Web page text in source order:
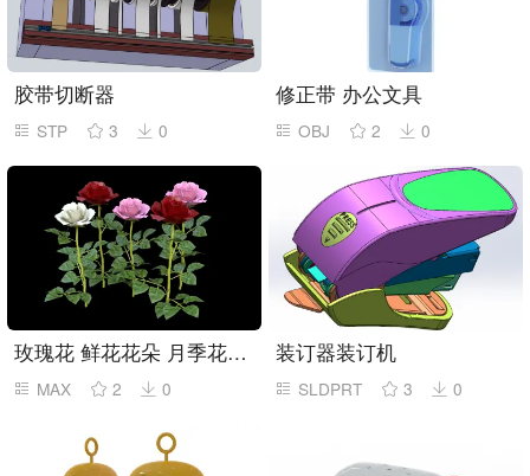
胶带切断器
STP 3 0
修正带 办公文具
OBJ 2 0
玫瑰花 鲜花花朵 月季花植株组合
MAX 2 0
装订器装订机
SLDPRT 3 0